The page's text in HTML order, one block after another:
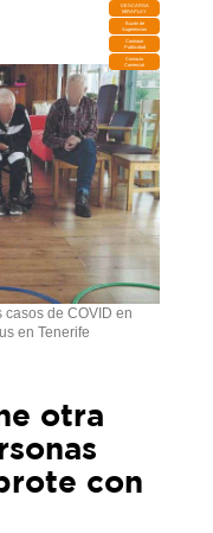
DESCARGA
MIRAPLAY
Buzón de
Sugerencias
Contratar
Publicidad
Contacto
Comercial
de COVID en
en Tenerife
otra
con